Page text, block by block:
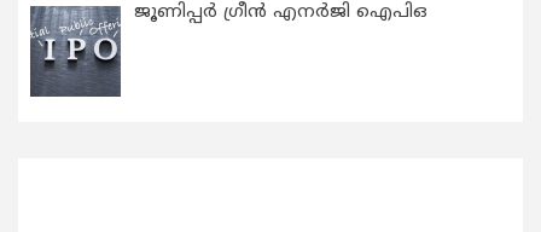
ജൂണിപ്പർ ഗ്രീൻ എനർജി ഐപിഒ